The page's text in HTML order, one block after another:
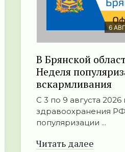
6
В Брянской
Неделя
вскармливания
С 3 по 9 августа
здравоохранения
популяризации ...
Читать далее